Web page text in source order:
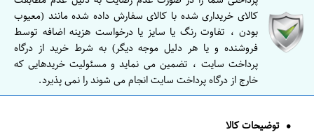
کالای خریداری شده با کالای سفارش داده شده مانند (معیوب
بودن ، تفاوت رنگ یا سایز یا درخواست هزینه اضافه توسط
فروشنده و یا هر دلیل موجه دیگر) به شرط خرید از درگاه
پرداخت سایت ، تضمین می نماید و مسئولیت خریدهایی که
خارج از درگاه پرداخت سایت انجام می شوند را نمی پذیرد.
توضیحات کالا